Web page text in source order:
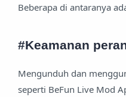
Beberapa di antaranya
#Keamanan
Mengunduh dan
seperti BeFun Live Mod